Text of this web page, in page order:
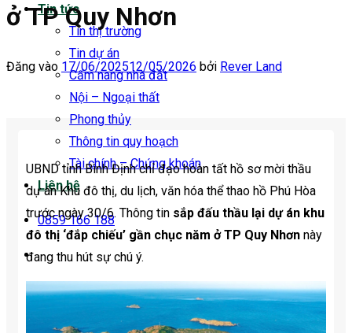
Tin tức
Tin thị trường
Tin dự án
Cẩm nang nhà đất
Nội – Ngoại thất
Phong thủy
Thông tin quy hoạch
Tài chính – Chứng khoán
Liên hệ
0859 166 188
ở TP Quy Nhơn
Đăng vào 17/06/202512/05/2026 bởi Rever Land
UBND tỉnh Bình Định chỉ đạo hoàn tất hồ sơ mời thầu
dự án Khu đô thị, du lịch, văn hóa thể thao hồ Phú Hòa
trước ngày 30/6. Thông tin sắp đấu thầu lại dự án khu
đô thị ‘đắp chiếu’ gần chục năm ở TP Quy Nhơn này
đang thu hút sự chú ý.